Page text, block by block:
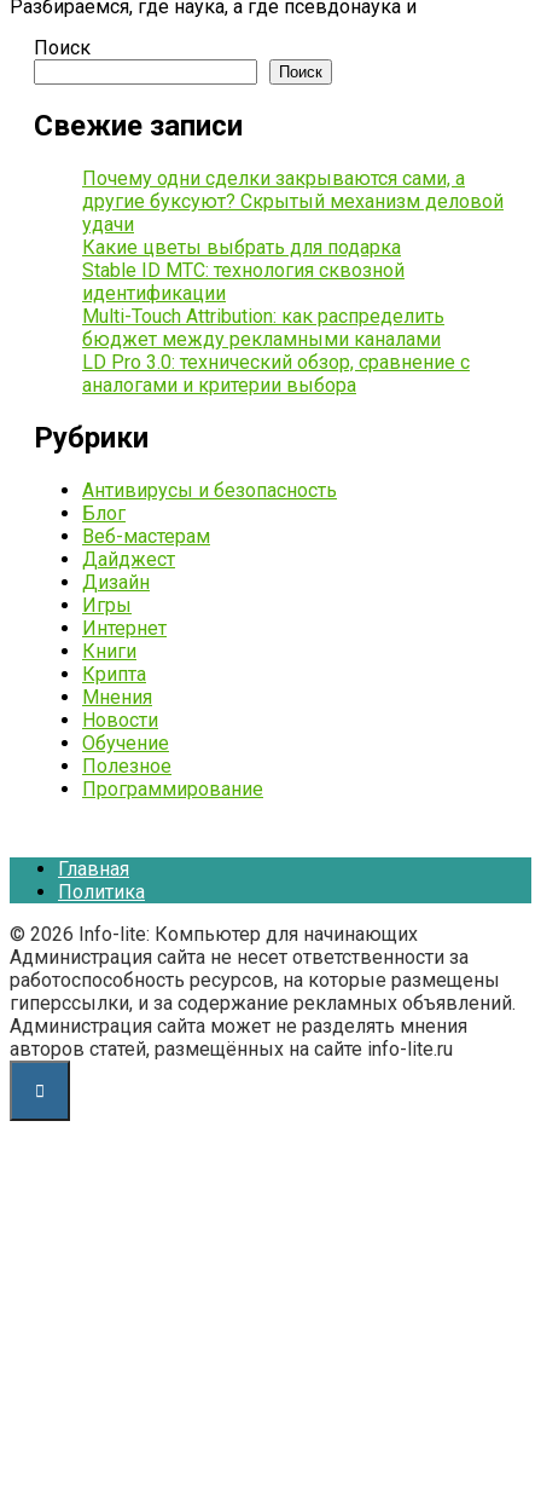
Разбираемся, где наука, а где псевдонаука и
Поиск
Поиск
Свежие записи
Почему одни сделки закрываются сами, а
другие буксуют? Скрытый механизм деловой
удачи
Какие цветы выбрать для подарка
Stable ID МТС: технология сквозной
идентификации
Multi-Touch Attribution: как распределить
бюджет между рекламными каналами
LD Pro 3.0: технический обзор, сравнение с
аналогами и критерии выбора
Рубрики
Антивирусы и безопасность
Блог
Веб-мастерам
Дайджест
Дизайн
Игры
Интернет
Книги
Крипта
Мнения
Новости
Обучение
Полезное
Программирование
Главная
Политика
© 2026 Info-lite: Компьютер для начинающих
Администрация сайта не несет ответственности за
работоспособность ресурсов, на которые размещены
гиперссылки, и за содержание рекламных объявлений.
Администрация сайта может не разделять мнения
авторов статей, размещённых на сайте info-lite.ru